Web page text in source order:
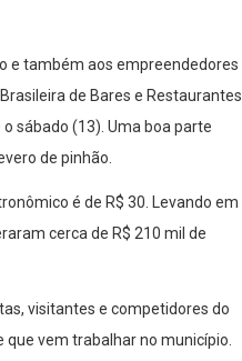
e também aos empreendedores
de Bares e Restaurantes
sábado (13). Uma boa parte
de pinhão.
é de R$ 30. Levando em
cerca de R$ 210 mil de
visitantes e competidores do
vem trabalhar no município.